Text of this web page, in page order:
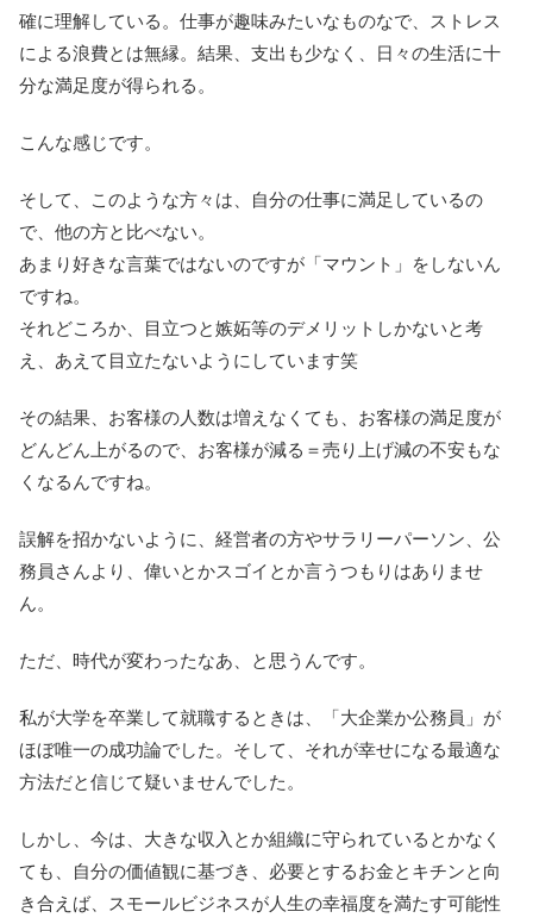
確に理解している。仕事が趣味みたいなものなで、ストレス
による浪費とは無縁。結果、支出も少なく、日々の生活に十
分な満足度が得られる。
こんな感じです。
そして、このような方々は、自分の仕事に満足しているの
で、他の方と比べない。
あまり好きな言葉ではないのですが「マウント」をしないん
ですね。
それどころか、目立つと嫉妬等のデメリットしかないと考
え、あえて目立たないようにしています笑
その結果、お客様の人数は増えなくても、お客様の満足度が
どんどん上がるので、お客様が減る＝売り上げ減の不安もな
くなるんですね。
誤解を招かないように、経営者の方やサラリーパーソン、公
務員さんより、偉いとかスゴイとか言うつもりはありませ
ん。
ただ、時代が変わったなあ、と思うんです。
私が大学を卒業して就職するときは、「大企業か公務員」が
ほぼ唯一の成功論でした。そして、それが幸せになる最適な
方法だと信じて疑いませんでした。
しかし、今は、大きな収入とか組織に守られているとかなく
ても、自分の価値観に基づき、必要とするお金とキチンと向
き合えば、スモールビジネスが人生の幸福度を満たす可能性